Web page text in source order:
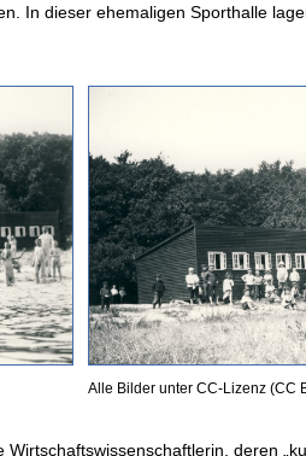
In dieser ehemaligen Sporthalle
Alle Bilder unter CC-Lizenz (CC
deren